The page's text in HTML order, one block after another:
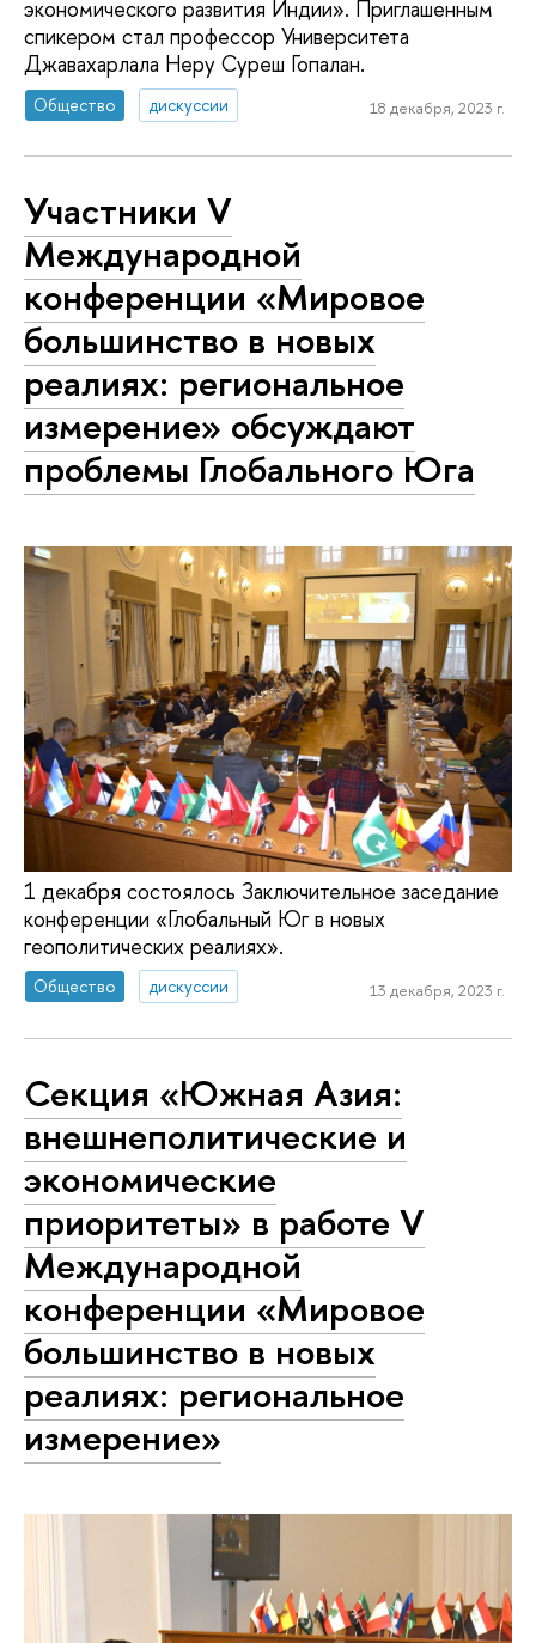
экономического развития Индии». Приглашенным
спикером стал профессор Университета
Джавахарлала Неру Суреш Гопалан.
Общество дискуссии 18 декабря, 2023 г.
Участники V
Международной
конференции «Мировое
большинство в новых
реалиях: региональное
измерение» обсуждают
проблемы Глобального Юга
1 декабря состоялось Заключительное заседание
конференции «Глобальный Юг в новых
геополитических реалиях».
Общество дискуссии 13 декабря, 2023 г.
Секция «Южная Азия:
внешнеполитические и
экономические
приоритеты» в работе V
Международной
конференции «Мировое
большинство в новых
реалиях: региональное
измерение»